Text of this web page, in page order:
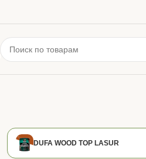
DUFA WOOD TOP LASUR